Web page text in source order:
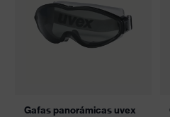
Gafas panorámicas uvex